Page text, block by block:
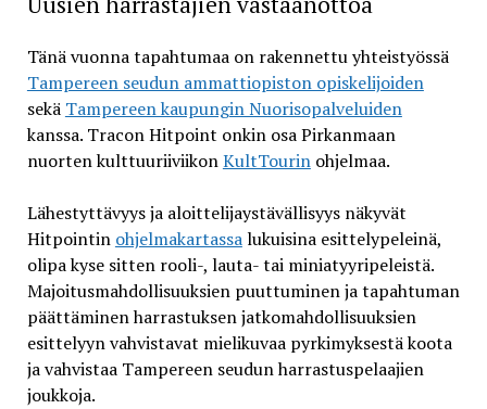
Tänä vuonna tapahtumaa on rakennettu yhteistyössä
Tampereen seudun ammattiopiston opiskelijoiden
sekä Tampereen kaupungin Nuorisopalveluiden
kanssa. Tracon Hitpoint onkin osa Pirkanmaan
nuorten kulttuuriiviikonKultTourinohjelmaa.
Lähestyttävyys ja aloittelijaystävällisyys näkyvät
Hitpointin ohjelmakartassalukuisina esittelypeleinä,
olipa kyse sitten rooli-, lauta- tai miniatyyripeleistä.
Majoitusmahdollisuuksien puuttuminen ja tapahtuman
päättäminen harrastuksen jatkomahdollisuuksien
esittelyyn vahvistavat mielikuvaa pyrkimyksestä koota
ja vahvistaa Tampereen seudun harrastuspelaajien
joukkoja.